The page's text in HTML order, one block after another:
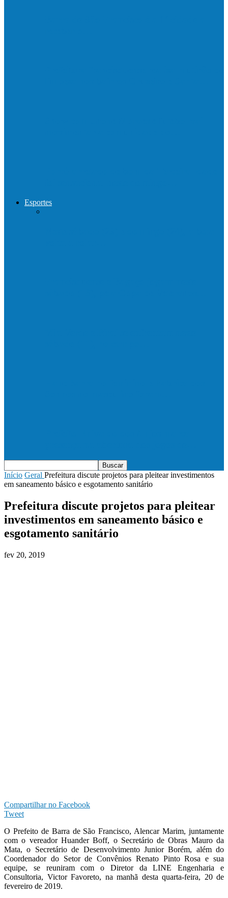
Esportes
Início Geral Prefeitura discute projetos para pleitear investimentos
em saneamento básico e esgotamento sanitário
Prefeitura discute projetos para pleitear
investimentos em saneamento básico e
esgotamento sanitário
fev 20, 2019
Compartilhar no Facebook
Tweet
O Prefeito de Barra de São Francisco, Alencar Marim, juntamente
com o vereador Huander Boff, o Secretário de Obras Mauro da
Mata, o Secretário de Desenvolvimento Junior Borém, além do
Coordenador do Setor de Convênios Renato Pinto Rosa e sua
equipe, se reuniram com o Diretor da LINE Engenharia e
Consultoria, Victor Favoreto, na manhã desta quarta-feira, 20 de
fevereiro de 2019.